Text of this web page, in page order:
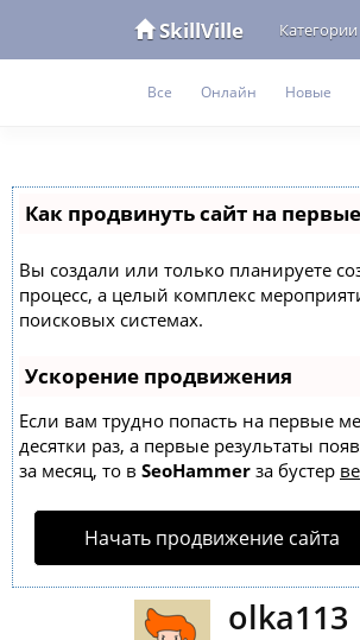
SkillVille Категории
Все Онлайн Новые
Как продвинуть сайт на
Вы создали или только планируете
процесс, а целый комплекс
поисковых системах.
Ускорение продвижения
Если вам трудно попасть на первые
десятки раз, а первые результаты
за месяц, то в SeoHammer за бустер
Начать продвижение сайта
olka113